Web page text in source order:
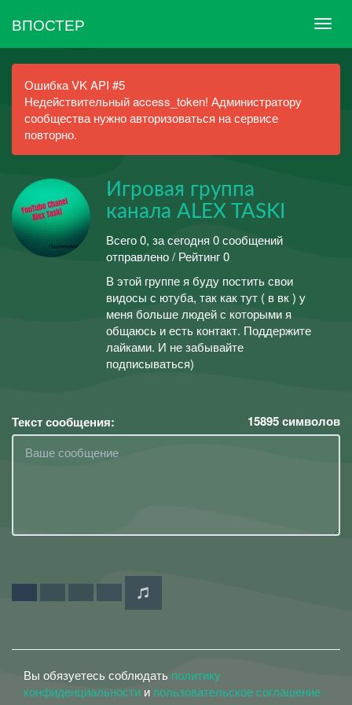
ВПОСТЕР
Ошибка VK API #5
Недействительный access_token! Администратору
сообщества нужно авторизоваться на сервисе
повторно.
Игровая группа
канала ALEX TASKI
Всего 0, за сегодня 0 сообщений
отправлено / Рейтинг 0
В этой группе я буду постить свои
видосы с ютуба, так как тут ( в вк ) у
меня больше людей с которыми я
общаюсь и есть контакт. Поддержите
лайками. И не забывайте
подписываться)
Текст сообщения: 15895символов
Вы обязуетесь соблюдать политику
конфиденциальности и пользовательское соглашение